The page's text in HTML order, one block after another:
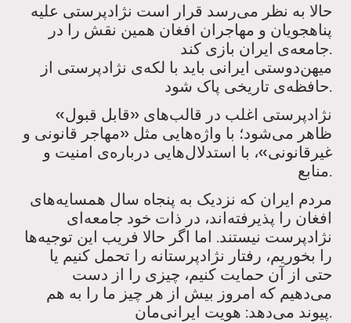
حالا به نظر می‌رسد قرار است نژادپرستی علیه
پناهجویان و مهاجران افغان همین نقش را در
جامعه‌ی ایران بازی کند.
میهن‌دوستی ایرانی باید با لکه‌ی نژادپرستی از
حافظه‌ی تاریخی پاک شود.
نژادپرستی اغلب در قالب‌های «قابل قبول»
ظاهر می‌شود؛ با واژه‌هایی مثل «مهاجر قانونی و
غیرقانونی»، با استدلال‌هایی درباره‌ی امنیت و
منابع.
مردم ایران که نزدیک به پنجاه سال همسایه‌های
افغان را پذیرفته‌اند، در ذات خود جامعه‌ای
نژادپرست نیستند. اما اگر حالا فریب این توجیه‌ها
را بخوریم، رفتار نژادپرستانه را تحمل کنیم یا
حتی از آن حمایت کنیم، چیزی را از دست
می‌دهیم که امروز بیش از هر چیز ما را به هم
پیوند می‌دهد: هویت ایرانی‌مان.